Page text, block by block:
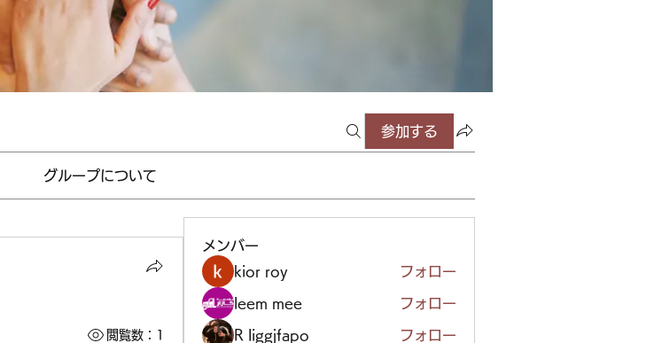
参加する
グループについて
閲覧数：1
メンバー
kior roy
フォロー
leem mee フォロー
R liggjfapo フォロー